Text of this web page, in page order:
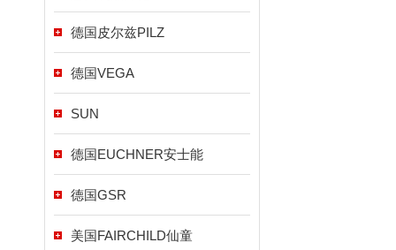
德国皮尔兹PILZ
德国VEGA
SUN
德国EUCHNER安士能
德国GSR
美国FAIRCHILD仙童